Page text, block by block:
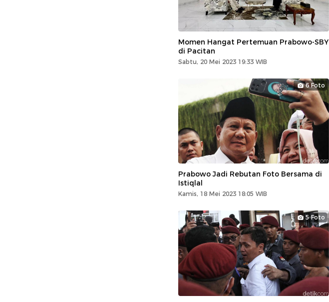
Momen Hangat Pertemuan Prabowo-SBY
di Pacitan
Sabtu, 20 Mei 2023 19:33 WIB
6 Foto
Prabowo Jadi Rebutan Foto Bersama di
Istiqlal
Kamis, 18 Mei 2023 18:05 WIB
5 Foto